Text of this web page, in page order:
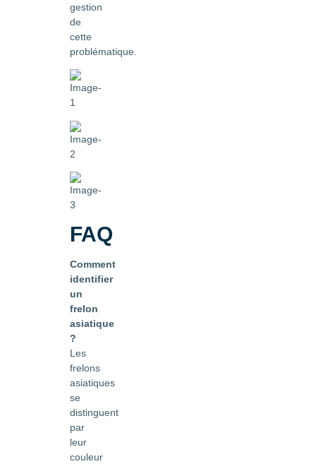
gestion
de
cette
problématique.
FAQ
Comment
identifier
un
frelon
asiatique
?
Les
frelons
asiatiques
se
distinguent
par
leur
couleur